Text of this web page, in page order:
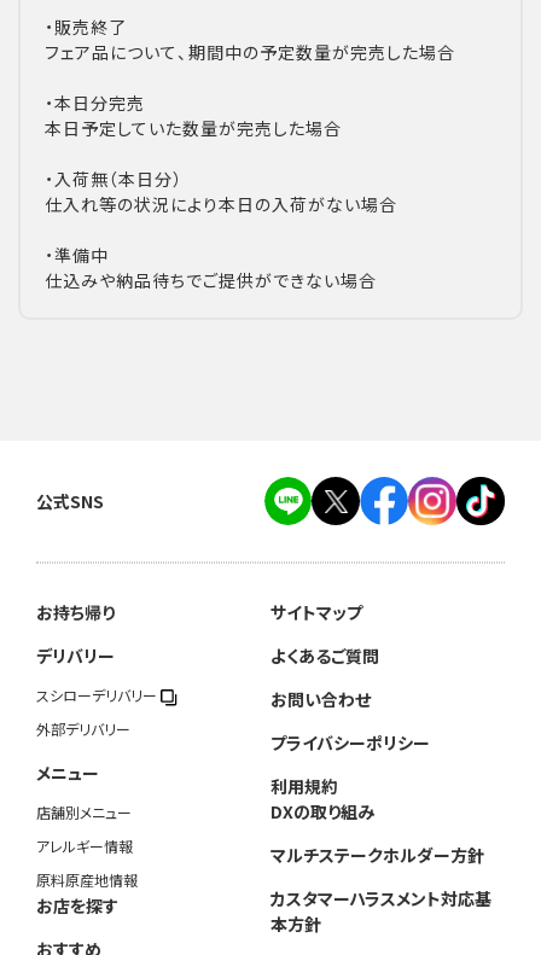
・販売終了
フェア品について、期間中の予定数量が完売した場合
・本日分完売
本日予定していた数量が完売した場合
・入荷無（本日分）
仕入れ等の状況により本日の入荷がない場合
・準備中
仕込みや納品待ちでご提供ができない場合
公式SNS
お持ち帰り
デリバリー
スシローデリバリー
外部デリバリー
メニュー
店舗別メニュー
アレルギー情報
原料原産地情報
お店を探す
おすすめ
サイトマップ
よくあるご質問
お問い合わせ
プライバシーポリシー
利用規約
DXの取り組み
マルチステークホルダー方針
カスタマーハラスメント対応基
本方針